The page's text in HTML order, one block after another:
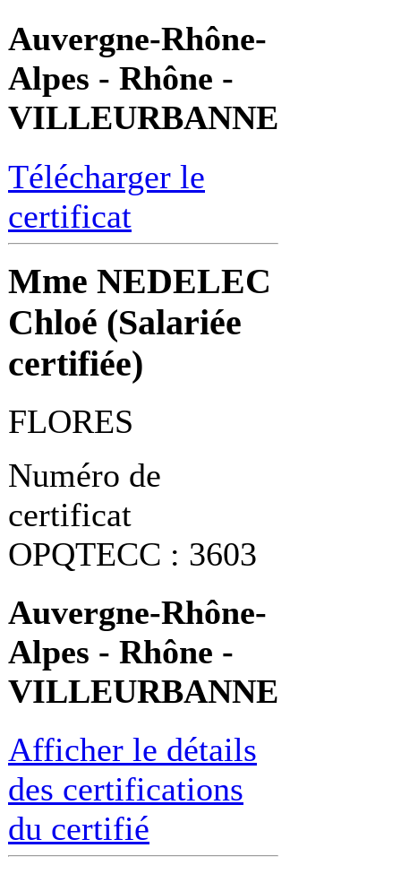
Auvergne-Rhône-
Alpes - Rhône -
VILLEURBANNE
Télécharger le
certificat
Mme NEDELEC
Chloé (Salariée
certifiée)
FLORES
Numéro de
certificat
OPQTECC : 3603
Auvergne-Rhône-
Alpes - Rhône -
VILLEURBANNE
Afficher le détails
des certifications
du certifié